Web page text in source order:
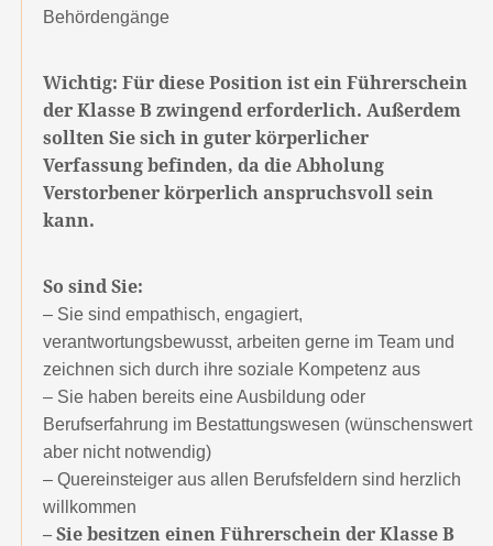
Behördengänge
Wichtig: Für diese Position ist ein Führerschein
der Klasse B zwingend erforderlich. Außerdem
sollten Sie sich in guter körperlicher
Verfassung befinden, da die Abholung
Verstorbener körperlich anspruchsvoll sein
kann.
So sind Sie:
– Sie sind empathisch, engagiert,
verantwortungsbewusst, arbeiten gerne im Team und
zeichnen sich durch ihre soziale Kompetenz aus
– Sie haben bereits eine Ausbildung oder
Berufserfahrung im Bestattungswesen (wünschenswert
aber nicht notwendig)
– Quereinsteiger aus allen Berufsfeldern sind herzlich
willkommen
– Sie besitzen einen Führerschein der Klasse B